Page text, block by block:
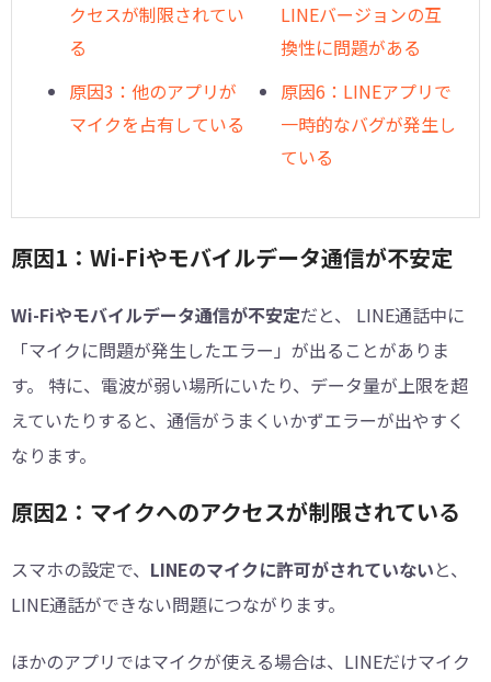
クセスが制限されてい
る
原因3：他のアプリが
マイクを占有している
LINEバージョンの互
換性に問題がある
原因6：LINEアプリで
一時的なバグが発生し
ている
原因1：Wi-Fiやモバイルデータ通信が不安定
Wi-Fiやモバイルデータ通信が不安定だと、 LINE通話中に
「マイクに問題が発生したエラー」が出ることがありま
す。 特に、電波が弱い場所にいたり、データ量が上限を超
えていたりすると、通信がうまくいかずエラーが出やすく
なります。
原因2：マイクへのアクセスが制限されている
スマホの設定で、 LINEのマイクに許可がされていないと、
LINE通話ができない問題につながります。
ほかのアプリではマイクが使える場合は、LINEだけマイク